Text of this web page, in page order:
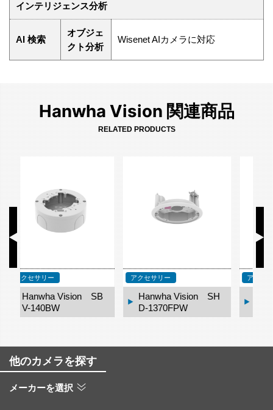
インテリジェンス分析
AI 検索
オブジェ
クト分析
Wisenet AIカメラに対応
Hanwha Vision 関連商品
RELATED PRODUCTS
アクセサリー
Hanwha Vision SH
D-1370FPW
アクセサリー
Hanwha Vision SB
P-140CMT
ア
他のカメラを探す
メーカーを選択